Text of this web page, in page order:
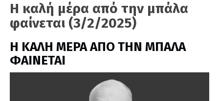
Η καλή μέρα από την μπάλα
φαίνεται (3/2/2025)
H ΚΑΛΗ ΜΕΡΑ ΑΠΟ ΤΗΝ ΜΠΑΛΑ
ΦΑΙΝΕΤΑΙ